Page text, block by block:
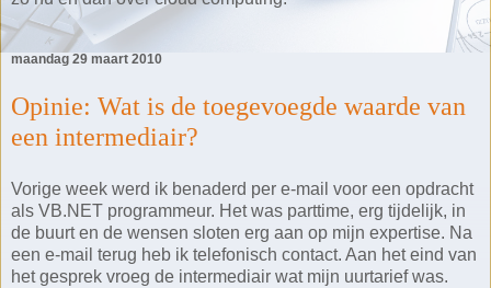
maandag 29 maart 2010
Opinie: Wat is de toegevoegde waarde van
een intermediair?
Vorige week werd ik benaderd per e-mail voor een opdracht
als VB.NET programmeur. Het was parttime, erg tijdelijk, in
de buurt en de wensen sloten erg aan op mijn expertise. Na
een e-mail terug heb ik telefonisch contact. Aan het eind van
het gesprek vroeg de intermediair wat mijn uurtarief was.